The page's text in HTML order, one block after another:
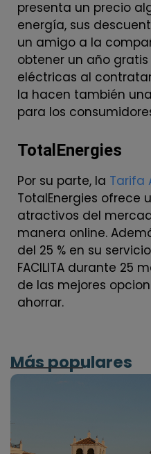
presenta un precio
energía, sus
un amigo a la
obtener un año
eléctricas al
la hacen también
para los
TotalEnergies
Por su parte, la Tarifa
TotalEnergies ofrece
atractivos del
manera online.
del 25 % en su
FACILITA durante 25
de las mejores
ahorrar.
Más populares